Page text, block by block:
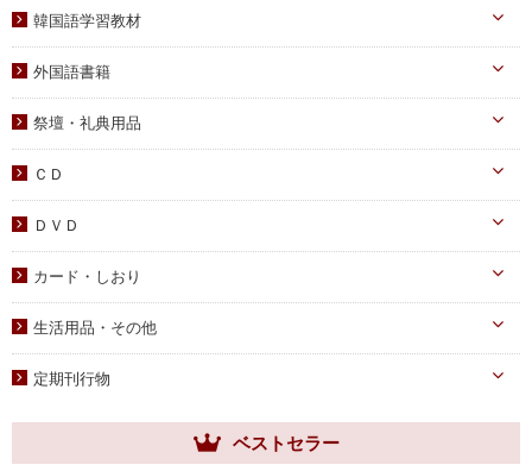
書写
青年向け
父母向け
DVD
PDF版（子女向け）
家庭
知識
宗教迫害
韓国語学習教材
光の子韓国語教材
外国語書籍
英語・他
祭壇・礼典用品
蝋燭・燭台・火消し
祭壇用ﾃｰﾌﾞﾙｸﾛｽ
献金袋
聖塩入れ
ＣＤ
PDF版 CD-ROM
ＤＶＤ
教育・教養
子女教育
アニメ
カード・しおり
しおり
クリアしおり
生活用品・その他
定期刊行物
ベストセラー